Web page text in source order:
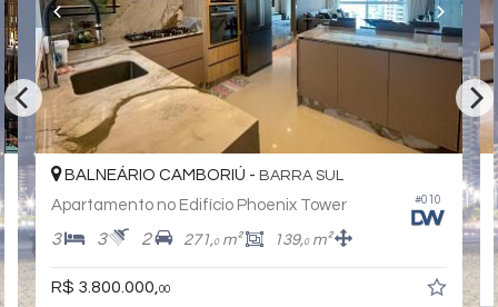
#010
BALNEÁRIO CAMBORIÚ - BARRA SUL
Apartamento no Edifício Phoenix Tower
3 3 2 271,0m² 139,0m²
R$ 3.800.000, 00